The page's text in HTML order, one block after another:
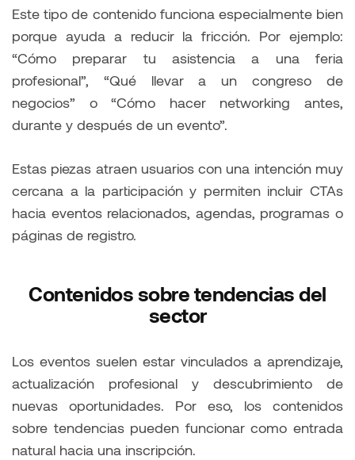
Este tipo de contenido funciona especialmente bien
porque ayuda a reducir la fricción. Por ejemplo:
“Cómo preparar tu asistencia a una feria
profesional”, “Qué llevar a un congreso de
negocios” o “Cómo hacer networking antes,
durante y después de un evento”.
Estas piezas atraen usuarios con una intención muy
cercana a la participación y permiten incluir CTAs
hacia eventos relacionados, agendas, programas o
páginas de registro.
Contenidos sobre tendencias del
sector
Los eventos suelen estar vinculados a aprendizaje,
actualización profesional y descubrimiento de
nuevas oportunidades. Por eso, los contenidos
sobre tendencias pueden funcionar como entrada
natural hacia una inscripción.